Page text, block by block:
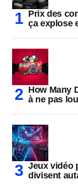
Prix des
ça explose
How Many
à ne pas
Jeux vidéo
divisent